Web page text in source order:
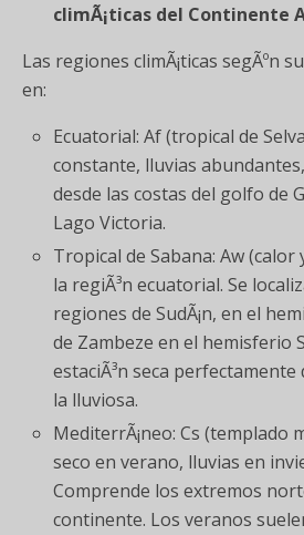
climÃ¡ticas del Continente
Las regiones climÃ¡ticas segÃºn
en:
Ecuatorial: Af (tropical de
constante, lluvias
desde las costas del golfo de
Lago Victoria.
Tropical de Sabana: Aw (calor
la regiÃ³n ecuatorial. Se
regiones de SudÃ¡n, en el
de Zambeze en el hemisferio
estaciÃ³n seca perfectamente
la lluviosa.
MediterrÃ¡neo: Cs (templado
seco en verano, lluvias en
Comprende los extremos
continente. Los veranos